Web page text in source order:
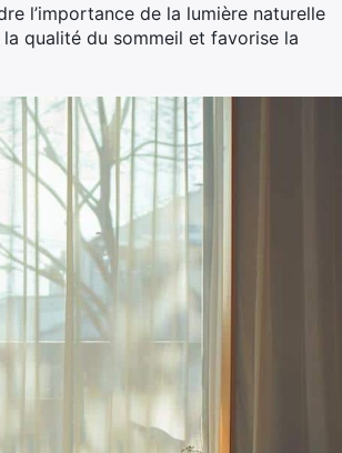
l’importance de la lumière naturelle
qualité du sommeil et favorise la